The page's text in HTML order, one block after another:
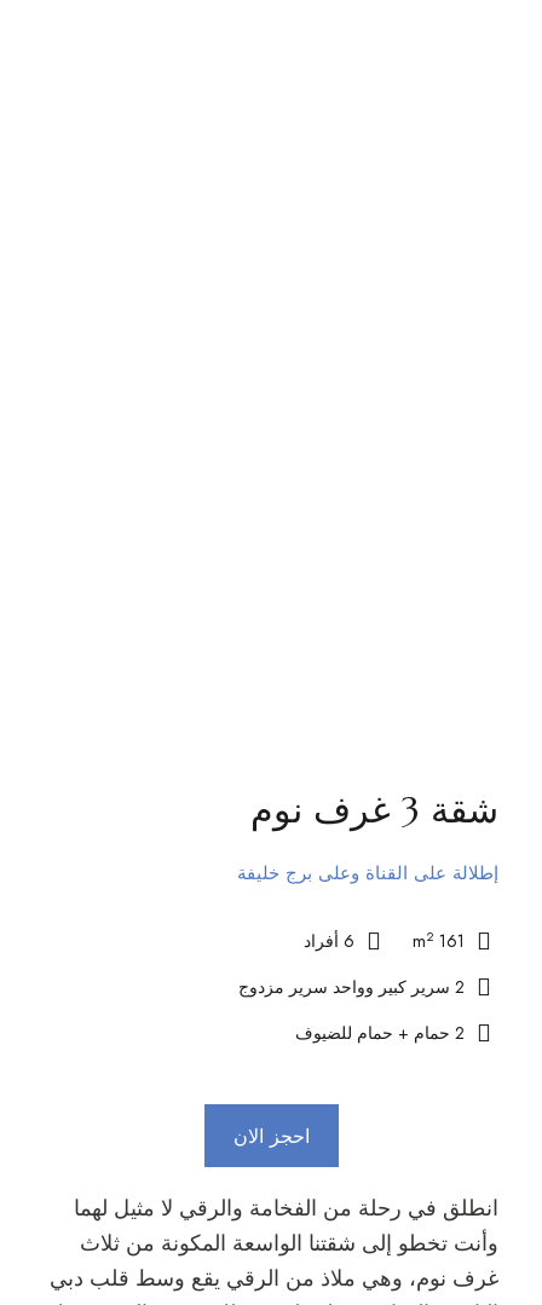
شقة 3 غرف نوم
إطلالة على القناة وعلى برج خليفة
161 m
2
6 أفراد
2 سرير كبير وواحد سرير مزدوج
2 حمام + حمام للضيوف
احجز الان
انطلق في رحلة من الفخامة والرقي لا مثيل لهما
وأنت تخطو إلى شقتنا الواسعة المكونة من ثلاث
غرف نوم، وهي ملاذ من الرقي يقع وسط قلب دبي